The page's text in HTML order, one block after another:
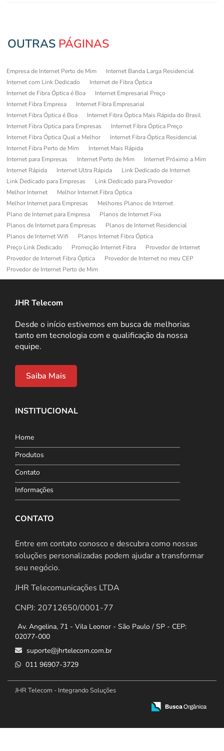
OUTRAS PÁGINAS
Empresa de Internet Perto de Mim
Internet Banda Larga Residencial
Internet com Link Dedicado
Internet de Fibra Óptica
Internet de Fibra Óptica é Boa
Internet Empresarial Preço
Internet Fibra Empresa
Internet Fibra Empresarial
Internet Fibra Óptica é Boa
Internet Fibra Óptica Mais Rápida do Brasil
Internet Fibra Optica para Empresas
Internet Fibra Óptica Preço
Internet Fibra Óptica Qual a Melhor
Internet Fibra Óptica Residencial
Internet Fibra Perto de Mim
Internet Mais Rápida
Internet para Empresas
Internet Perto de Mim
Internet Próximo a Mim
Internet Rápida
Internet Ultra Rápida
Link Dedicado de Internet
Link Dedicado para Empresas
Link Dedicado para Provedor
Melhor Internet
Melhor Internet Fibra Óptica
Melhor Internet para Empresas
Melhores Planos de Internet
Plano de Internet para Empresa
Planos de Internet Fixa
Planos de Internet para Empresas
Planos de Internet Residencial
Planos de Internet Wifi
Planos Internet Fibra Óptica
Preço Link Dedicado
Promoção Internet Fibra
Provedor de Internet
Provedor de Internet Fibra Óptica
Provedor de Internet no meu CEP
Provedor de Internet Perto de Mim
JHR Telecom
Desde o início estivemos em busca de melhorias
tanto em tecnologia com e qualificação da nossa
equipe.
Saiba Mais
INSTITUCIONAL
Home
Produtos
Contato
Informações
CONTATO
Entre em contato conosco e descubra como nossas
soluções personalizadas podem ajudar a transformar
seu negócio.
JHR Telecomunicações LTDA
CNPJ: 20712650/0001-77
Av. Angelina, 71 - Vila Leonor - São Paulo / SP - CEP:
02077-000
suporte@jhrtelecom.com.br
011 96907-3729
JHR Telecom - Integrando Soluções